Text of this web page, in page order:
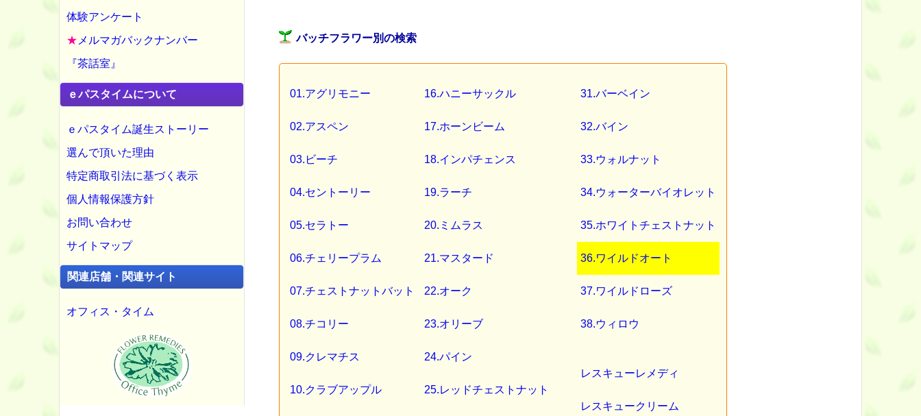
体験アンケート
★ メルマガバックナンバー
『茶話室』
ｅパスタイムについて
ｅパスタイム誕生ストーリー
選んで頂いた理由
特定商取引法に基づく表示
個人情報保護方針
お問い合わせ
サイトマップ
関連店舗・関連サイト
オフィス・タイム
バッチフラワー別の検索
01.アグリモニー
02.アスペン
03.ビーチ
04.セントーリー
05.セラトー
06.チェリープラム
07.チェストナットバット
08.チコリー
09.クレマチス
10.クラブアップル
16.ハニーサックル
17.ホーンビーム
18.インパチェンス
19.ラーチ
20.ミムラス
21.マスタード
22.オーク
23.オリーブ
24.パイン
25.レッドチェストナット
31.バーベイン
32.バイン
33.ウォルナット
34.ウォーターバイオレット
35.ホワイトチェストナット
36.ワイルドオート
37.ワイルドローズ
38.ウィロウ
レスキューレメディ
レスキュークリーム